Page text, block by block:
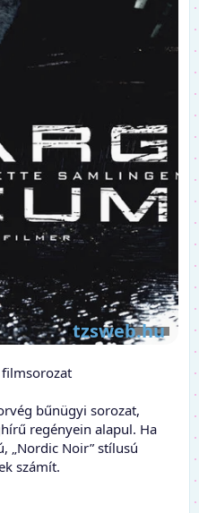
bűnügyi sorozat,
regényein alapul. Ha
„Nordic Noir” stílusú
számít.